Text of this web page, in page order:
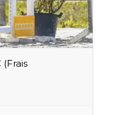
(Frais